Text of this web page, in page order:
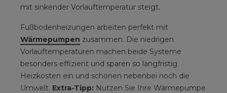
mit sinkender Vorlauftemperatur steigt.
Fußbodenheizungen arbeiten perfekt mit
Wärmepumpen zusammen. Die niedrigen
Vorlauftemperaturen machen beide Systeme
besonders effizient und sparen so langfristig
Heizkosten ein und schonen nebenbei noch die
Umwelt. Extra-Tipp: Nutzen Sie Ihre Wärmepumpe